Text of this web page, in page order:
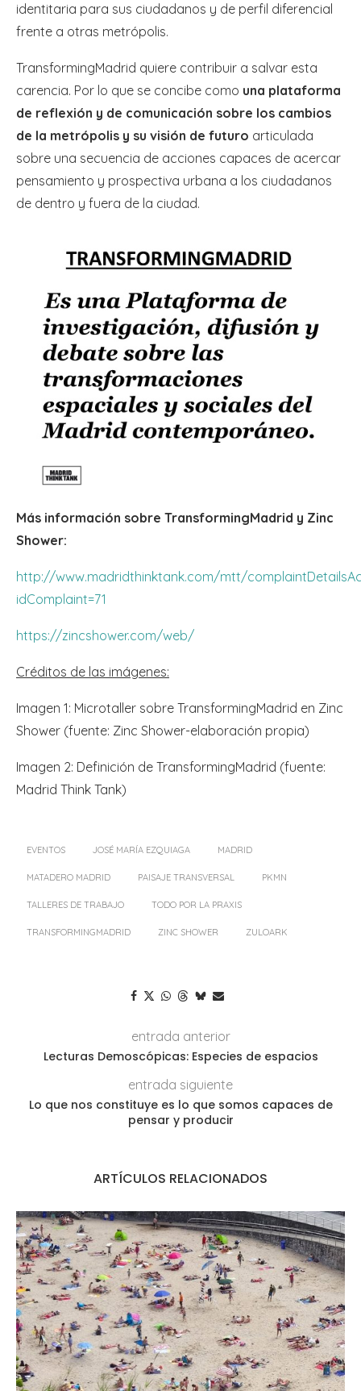
identitaria para sus ciudadanos y de perfil diferencial
frente a otras metrópolis.
TransformingMadrid quiere contribuir a salvar esta
carencia. Por lo que se concibe como una plataforma
de reflexión y de comunicación sobre los cambios
de la metrópolis y su visión de futuro articulada
sobre una secuencia de acciones capaces de acercar
pensamiento y prospectiva urbana a los ciudadanos
de dentro y fuera de la ciudad.
Más información sobre TransformingMadrid y Zinc
Shower:
http://www.madridthinktank.com/mtt/
idComplaint=71
https://zincshower.com/web/
Créditos de las imágenes:
Imagen 1: Microtaller sobre TransformingMadrid en Zinc
Shower (fuente: Zinc Shower-elaboración propia)
Imagen 2: Definición de TransformingMadrid (fuente:
Madrid Think Tank)
EVENTOS JOSÉ MARÍA EZQUIAGA MADRID
MATADERO MADRID PAISAJE TRANSVERSAL PKMN
TALLERES DE TRABAJO TODO POR LA PRAXIS
TRANSFORMINGMADRID ZINC SHOWER ZULOARK
entrada anterior
Lecturas Demoscópicas: Especies de espacios
entrada siguiente
Lo que nos constituye es lo que somos capaces de
pensar y producir
ARTÍCULOS RELACIONADOS